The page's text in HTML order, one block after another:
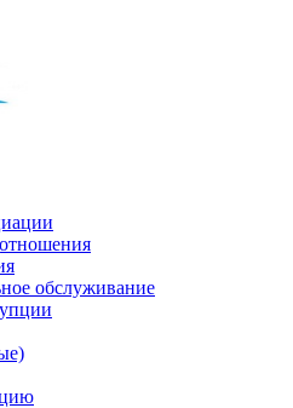
обслуживание